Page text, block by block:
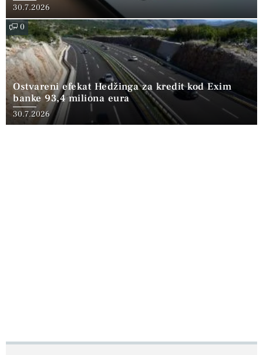
30.7.2026
0
Ostvareni efekat Hedžinga za kredit kod Exim
banke 93,4 miliona eura
30.7.2026